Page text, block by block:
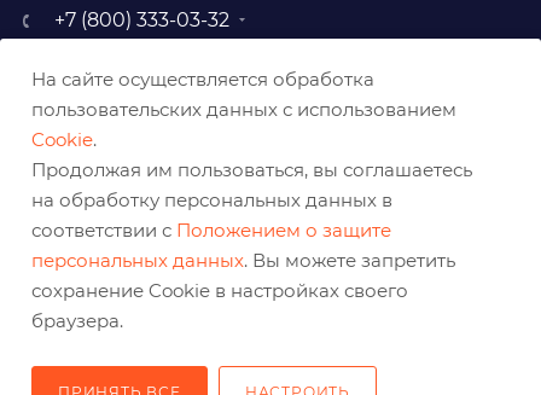
+7 (800) 333-03-32
baz@belabraziv.ru
308009, Россия, г. Белгород,
На сайте осуществляется обработка
пользовательских данных с использованием
Cookie.
Продолжая им пользоваться, вы соглашаетесь
на обработку персональных данных в
соответствии с Положением о защите
персональных данных. Вы можете запретить
сохранение Cookie в настройках своего
браузера.